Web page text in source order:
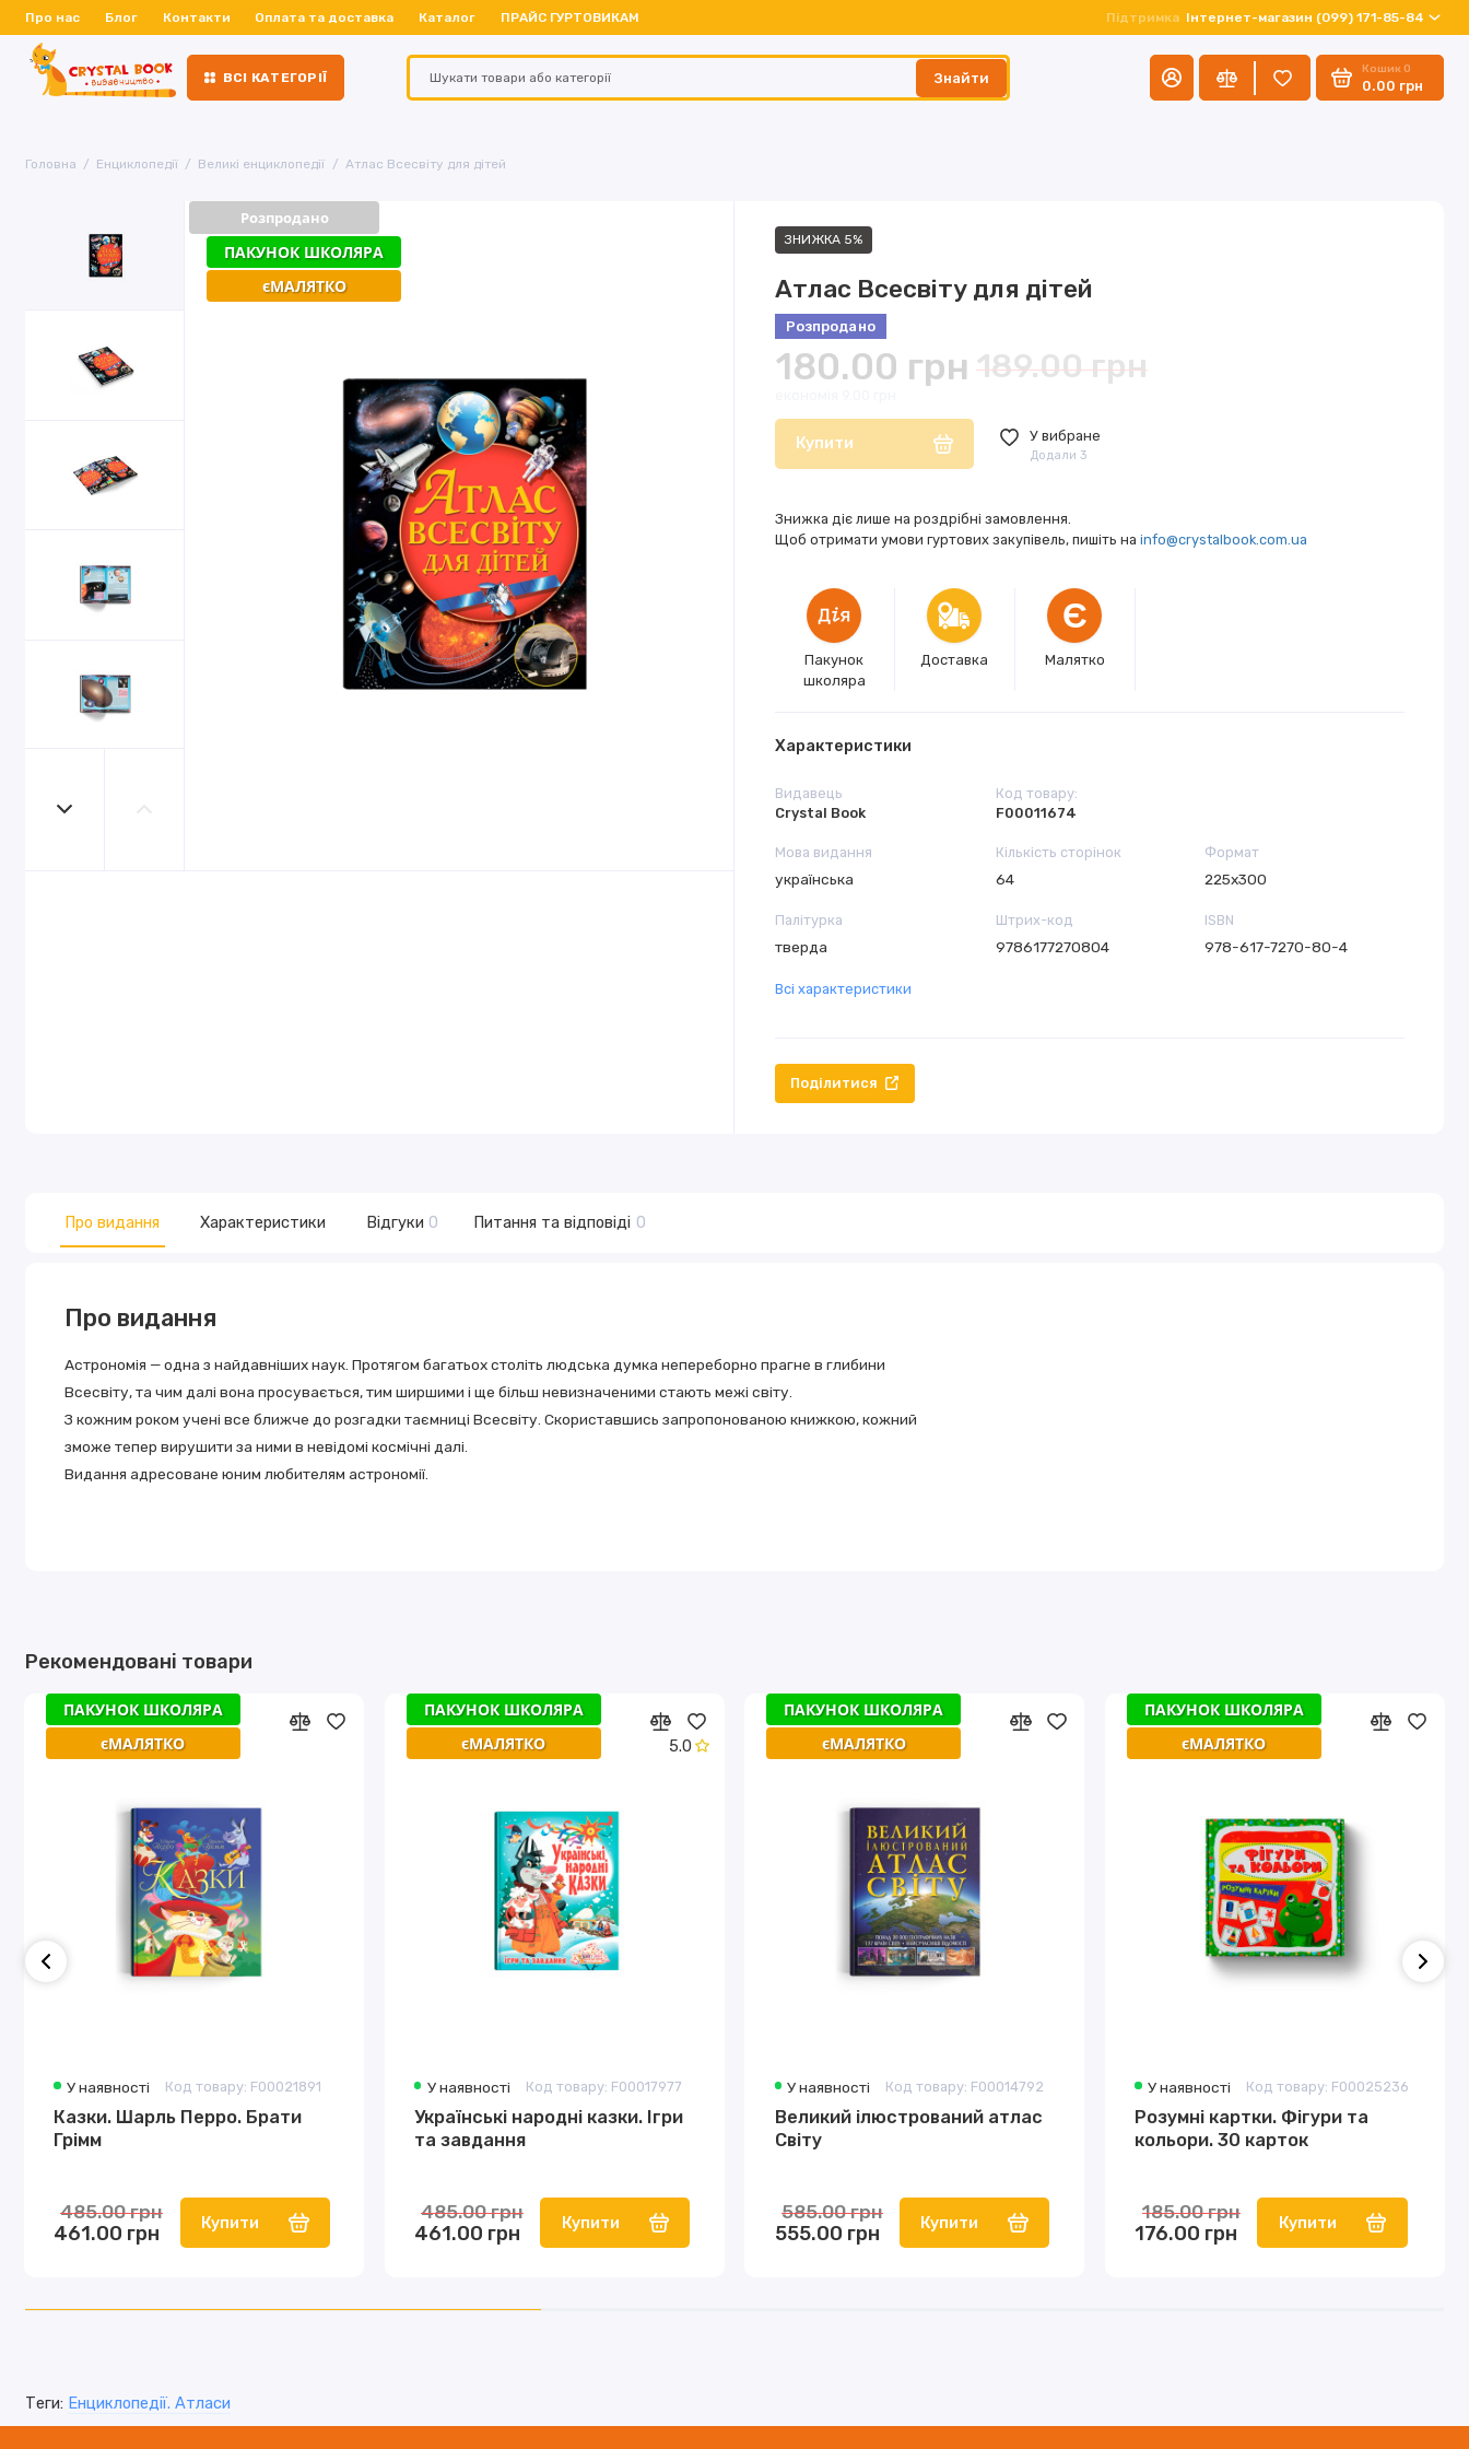
Про нас Блог Контакти Оплата та доставка Каталог ПРАЙС ГУРТОВИКАМ Підтримка Інтернет-магазин (099) 171-85-84
ВСІ КАТЕГОРІЇ Знайти
Кошик0
0.00 грн
Головна Енциклопедії Великі енциклопедії Атлас Всесвіту для дітей
Розпродано
ПАКУНОК ШКОЛЯРА
єМАЛЯТКО
ЗНИЖКА 5%
Атлас Всесвіту для дітей
Розпродано
180.00 грн 189.00 грн
Купити У вибране
Додали 3
Знижка діє лише на роздрібні замовлення.
Щоб отримати умови гуртових закупівель, пишіть на info@crystalbook.com.ua
Пакунок
школяра
Доставка
Є
Малятко
Характеристики
Видавець
Crystal Book
Код товару:
F00011674
Мова видання
українська
Кількість сторінок
64
Формат
225х300
Палітурка
тверда
Штрих-код
9786177270804
ISBN
978-617-7270-80-4
Всі характеристики
Поділитися
Про видання Характеристики Відгуки 0 Питання та відповіді 0
Про видання
Астрономія — одна з найдавніших наук. Протягом багатьох століть людська думка непереборно прагне в глибини
Всесвіту, та чим далі вона просувається, тим ширшими і ще більш невизначеними стають межі світу.
З кожним роком учені все ближче до розгадки таємниці Всесвіту. Скориставшись запропонованою книжкою, кожний
зможе тепер вирушити за ними в невідомі космічні далі.
Видання адресоване юним любителям астрономії.
Рекомендовані товари
У наявності Код товару: F00021891
Казки. Шарль Перро. Брати
Грімм
ПАКУНОК ШКОЛЯРА
єМАЛЯТКО
461.00 грн
485.00 грн Купити
5.0
У наявності Код товару: F00017977
Українські народні казки. Ігри
та завдання
ПАКУНОК ШКОЛЯРА
єМАЛЯТКО
461.00 грн
485.00 грн Купити
У наявності Код товару: F00014792
Великий ілюстрований атлас
Світу
ПАКУНОК ШКОЛЯРА
єМАЛЯТКО
555.00 грн
585.00 грн Купити
У наявності Код товару: F00025236
Розумні картки. Фігури та
кольори. 30 карток
ПАКУНОК ШКОЛЯРА
єМАЛЯТКО
176.00 грн
185.00 грн Купити
Теги: Енциклопедії. Атласи